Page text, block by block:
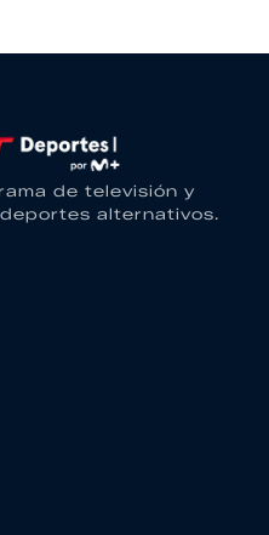
de televisión y
alternativos.